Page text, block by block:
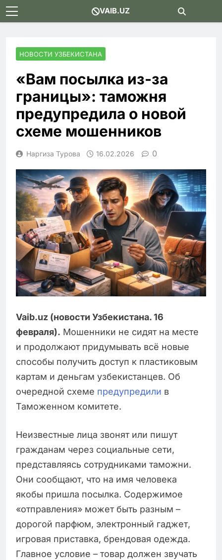
Skip
to
VAIB.UZ
НОВОСТИ УЗБЕКИСТАНА
«Вам посылка из-за
границы»: таможня
предупредила о новой
схеме мошенников
Наргиза Турова 16.02.2026 0
Vaib.uz (новости Узбекистана. 16
февраля). Мошенники не сидят на месте
и продолжают придумывать всё новые
способы получить доступ к пластиковым
картам и деньгам узбекистанцев. Об
очередной схеме предупредили в
Таможенном комитете.
Неизвестные лица звонят или пишут
гражданам через социальные сети,
представляясь сотрудниками таможни.
Они сообщают, что на имя человека
якобы пришла посылка. Содержимое
«отправления» может быть разным –
дорогой парфюм, электронный гаджет,
игровая приставка, брендовая одежда.
Главное условие – товар должен звучать